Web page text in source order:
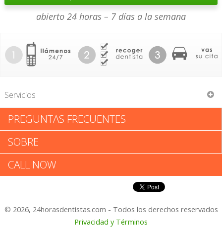
abierto 24 horas – 7 días a la semana
Servicios
Sophia C Kladias DMD
Sophia C Kladias DMD: Califica
tu Experiencia
1 – No Feliz
PREGUNTAS FRECUENTES
SOBRE
CALL NOW
© 2026, 24horasdentistas.com - Todos los derechos reservados
Privacidad y Términos